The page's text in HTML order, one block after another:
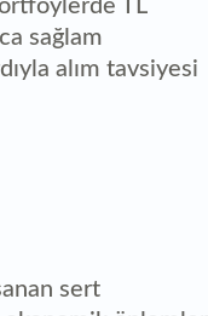
TL
sağlam
alım tavsiyesi
sert